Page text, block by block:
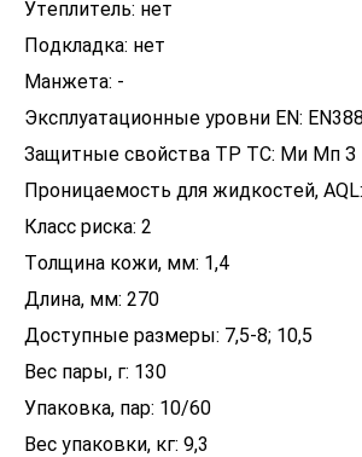
Утеплитель: нет
Подкладка: нет
Манжета: -
Эксплуатационные уровни EN:
Защитные свойства ТР ТС: Ми Мп З
Проницаемость для жидкостей,
Класс риска: 2
Толщина кожи, мм: 1,4
Длина, мм: 270
Доступные размеры: 7,5-8; 10,5
Вес пары, г: 130
Упаковка, пар: 10/60
Вес упаковки, кг: 9,3